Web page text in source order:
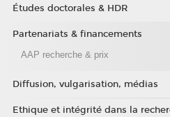
Études doctorales & HDR
Partenariats & financements
AAP recherche & prix
Diffusion, vulgarisation, médias
Ethique et intégrité dans la